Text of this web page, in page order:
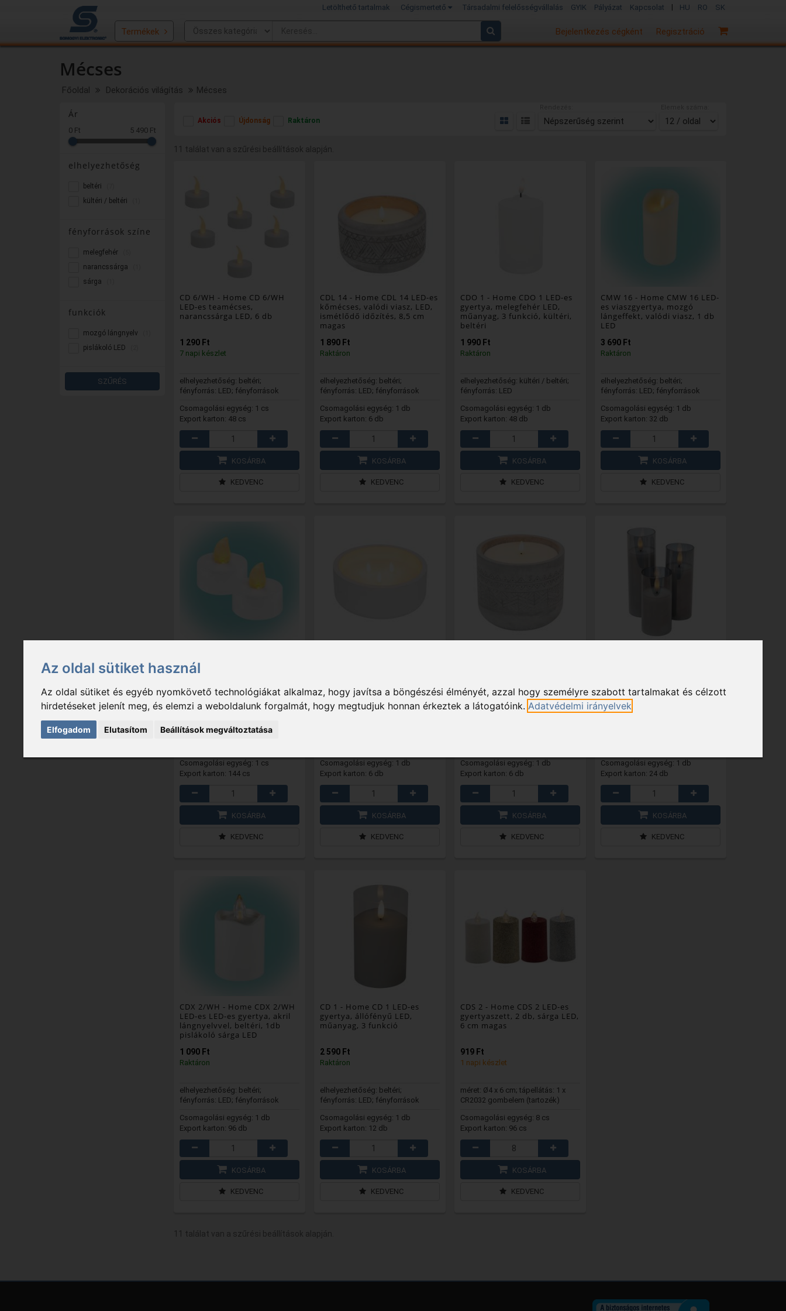
Az oldal sütiket használ
Az oldal sütiket és egyéb nyomkövető technológiákat alkalmaz, hogy javítsa a böngészési élményét, azzal hogy személyre szabott tartalmakat és célzott
hirdetéseket jelenít meg, és elemzi a weboldalunk forgalmát, hogy megtudjuk honnan érkeztek a látogatóink. Adatvédelmi irányelvek
Elfogadom Elutasítom Beállítások megváltoztatása
Letölthető tartalmak Cégismertető Társadalmi felelősségvállalás GYIK Pályázat Kapcsolat | HU RO SK
Regisztráció
Bejelentkezés cégként
Termékek
Mécses
Főoldal Dekorációs világítás Mécses
Ár
0 Ft 5 490 Ft
elhelyezhetőség
beltéri
kültéri / beltéri
fényforrások színe
melegfehér
narancssárga
sárga
funkciók
mozgó lángnyelv
pislákoló LED
SZŰRÉS
Akciós Újdonság Raktáron
11 találat van a szűrési beállítások alapján.
CD 6/WH - Home CD 6/WH
LED-es teamécses,
narancssárga LED, 6 db
1 290 Ft
7 napi készlet
elhelyezhetőség: beltéri;
fényforrás: LED; fényforrások
Csomagolási egység: 1 cs
Export karton: 48 cs
KOSÁRBA
KEDVENC
CDL 14 - Home CDL 14 LED-es
kőmécses, valódi viasz, LED,
ismétlődő időzítés, 8,5 cm
magas
1 890 Ft
Raktáron
elhelyezhetőség: beltéri;
fényforrás: LED; fényforrások
Csomagolási egység: 1 db
Export karton: 6 db
KOSÁRBA
KEDVENC
CDO 1 - Home CDO 1 LED-es
gyertya, melegfehér LED,
műanyag, 3 funkció, kültéri,
beltéri
1 990 Ft
Raktáron
elhelyezhetőség: kültéri / beltéri;
fényforrás: LED
Csomagolási egység: 1 db
Export karton: 48 db
KOSÁRBA
KEDVENC
CMW 16 - Home CMW 16 LED-
es viaszgyertya, mozgó
lángeffekt, valódi viasz, 1 db
LED
3 690 Ft
Raktáron
elhelyezhetőség: beltéri;
fényforrás: LED; fényforrások
Csomagolási egység: 1 db
Export karton: 32 db
KOSÁRBA
KEDVENC
LED-es teamécses,
narancssárga LED, 2 db
619 Ft
Raktáron
méret: Ø3,8 x 4 cm; tápellátás:
Csomagolási egység: 1 cs
Export karton: 144 cs
KOSÁRBA
KEDVENC
3 090 Ft
Raktáron
száma: 3 db
Csomagolási egység: 1 db
Export karton: 6 db
KOSÁRBA
KEDVENC
3 090 Ft
Raktáron
száma: 1 db
Csomagolási egység: 1 db
Export karton: 6 db
KOSÁRBA
KEDVENC
5 490 Ft
Raktáron
Csomagolási egység: 1 db
Export karton: 24 db
KOSÁRBA
KEDVENC
CDX 2/WH - Home CDX 2/WH
LED-es LED-es gyertya, akril
lángnyelvvel, beltéri, 1db
pislákoló sárga LED
1 090 Ft
Raktáron
elhelyezhetőség: beltéri;
fényforrás: LED; fényforrások
Csomagolási egység: 1 db
Export karton: 96 db
KOSÁRBA
KEDVENC
CD 1 - Home CD 1 LED-es
gyertya, állófényű LED,
műanyag, 3 funkció
2 590 Ft
Raktáron
elhelyezhetőség: beltéri;
fényforrás: LED; fényforrások
Csomagolási egység: 1 db
Export karton: 12 db
KOSÁRBA
KEDVENC
CDS 2 - Home CDS 2 LED-es
gyertyaszett, 2 db, sárga LED,
6 cm magas
919 Ft
1 napi készlet
méret: Ø4 x 6 cm; tápellátás: 1 x
CR2032 gombelem (tartozék)
Csomagolási egység: 8 cs
Export karton: 96 cs
KOSÁRBA
KEDVENC
11 találat van a szűrési beállítások alapján.